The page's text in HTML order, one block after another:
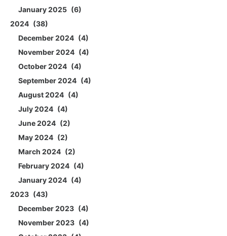
January 2025
6
2024
38
December 2024
4
November 2024
4
October 2024
4
September 2024
4
August 2024
4
July 2024
4
June 2024
2
May 2024
2
March 2024
2
February 2024
4
January 2024
4
2023
43
December 2023
4
November 2023
4